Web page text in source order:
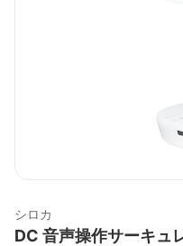
シロカ
DC 音声操作サーキュ